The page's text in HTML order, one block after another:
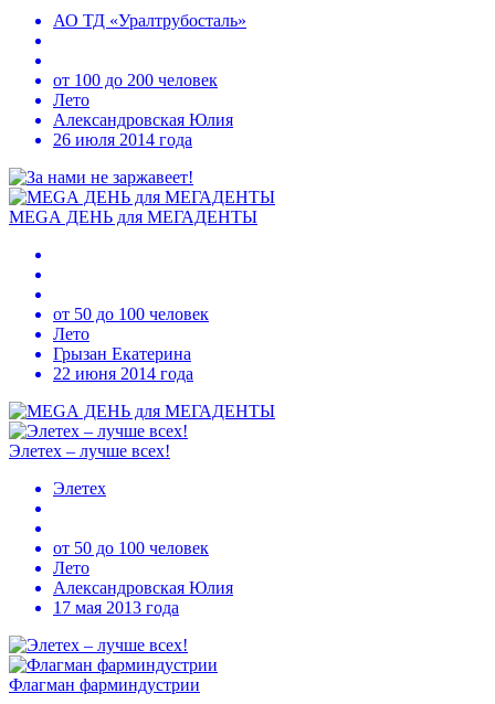
АО ТД «Уралтрубосталь»
от 100 до 200 человек
Лето
Александровская Юлия
26 июля 2014 года
МЕGА ДЕНЬ для МЕГАДЕНТЫ
от 50 до 100 человек
Лето
Грызан Екатерина
22 июня 2014 года
Элетех – лучше всех!
Элетех
от 50 до 100 человек
Лето
Александровская Юлия
17 мая 2013 года
Флагман фарминдустрии